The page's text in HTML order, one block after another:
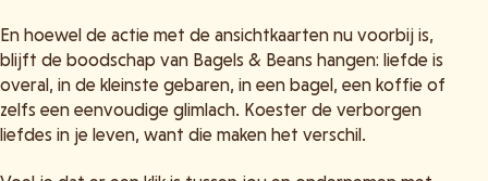
En hoewel de actie met de ansichtkaarten nu voorbij is,
blijft de boodschap van Bagels & Beans hangen: liefde is
overal, in de kleinste gebaren, in een bagel, een koffie of
zelfs een eenvoudige glimlach. Koester de verborgen
liefdes in je leven, want die maken het verschil.